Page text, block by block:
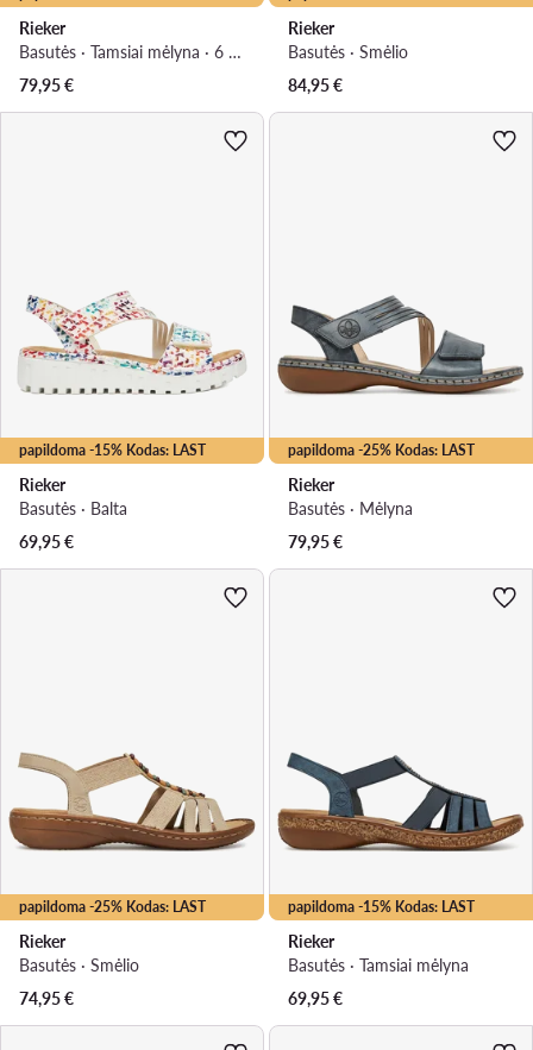
Rieker
Basutės · Tamsiai mėlyna · 6 cm
79,95€
Rieker
Basutės · Smėlio
84,95€
papildoma -15% Kodas: LAST
Rieker
Basutės · Balta
69,95€
papildoma -25% Kodas: LAST
Rieker
Basutės · Mėlyna
79,95€
papildoma -25% Kodas: LAST
Rieker
Basutės · Smėlio
74,95€
papildoma -15% Kodas: LAST
Rieker
Basutės · Tamsiai mėlyna
69,95€